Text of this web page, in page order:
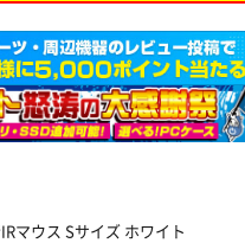
マウス Sサイズ ホワイト